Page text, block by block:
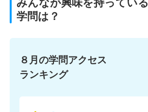
みんなが興味を持っている
学問は？
８月の学問アクセス
ランキング